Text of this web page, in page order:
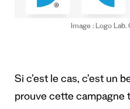
Image : Logo
Si c’est le cas, c’est un
prouve cette campagne